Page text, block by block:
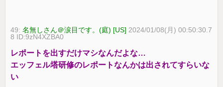
49:名無しさん＠涙目です。(庭) [US] 2024/01/08(月) 00:50:30.7
8 ID:9zN4XZBA0
レポートを出すだけマシなんだよな…
エッフェル塔研修のレポートなんかは出されてすらいな
い